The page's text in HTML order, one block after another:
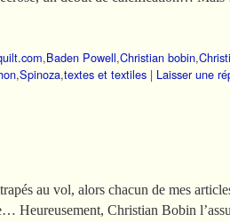
,Baden Powell,Christian bobin,
,Spinoza,textes et textiles | Laisser une
au vol, alors chacun de mes
Heureusement, Christian Bobin